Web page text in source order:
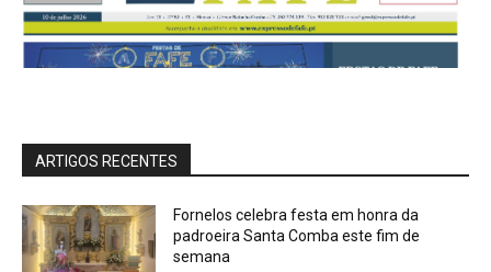
ARTIGOS RECENTES
Fornelos celebra festa em honra da
padroeira Santa Comba este fim de
semana